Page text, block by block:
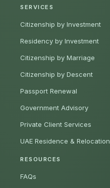
SERVICES
Citizenship by Investment
Residency by Investment
Citizenship by Marriage
Citizenship by Descent
Passport Renewal
Government Advisory
Private Client Services
UAE Residence & Relocation
RESOURCES
FAQs